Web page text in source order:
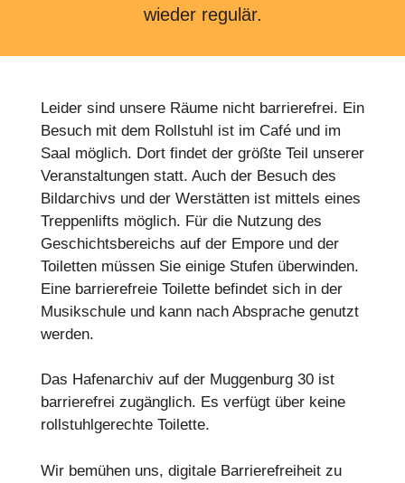
wieder regulär.
Leider sind unsere Räume nicht barrierefrei. Ein
Besuch mit dem Rollstuhl ist im Café und im
Saal möglich. Dort findet der größte Teil unserer
Veranstaltungen statt. Auch der Besuch des
Bildarchivs und der Werstätten ist mittels eines
Treppenlifts möglich. Für die Nutzung des
Geschichtsbereichs auf der Empore und der
Toiletten müssen Sie einige Stufen überwinden.
Eine barrierefreie Toilette befindet sich in der
Musikschule und kann nach Absprache genutzt
werden.
Das Hafenarchiv auf der Muggenburg 30 ist
barrierefrei zugänglich. Es verfügt über keine
rollstuhlgerechte Toilette.
Wir bemühen uns, digitale Barrierefreiheit zu